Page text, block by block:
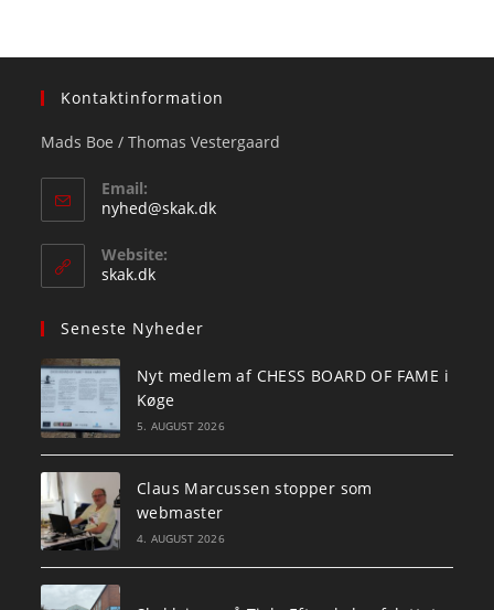
Kontaktinformation
Mads Boe / Thomas Vestergaard
Email:
nyhed@skak.dkOpens
Website:
skak.dk
Seneste Nyheder
Nyt medlem af CHESS BOARD OF FAME i
Køge
5. AUGUST 2026
Claus Marcussen stopper som
webmaster
4. AUGUST 2026